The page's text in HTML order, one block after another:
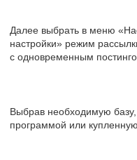
Далее выбрать в меню
настройки» режим
с одновременным
Выбрав необходимую
программой или купленную